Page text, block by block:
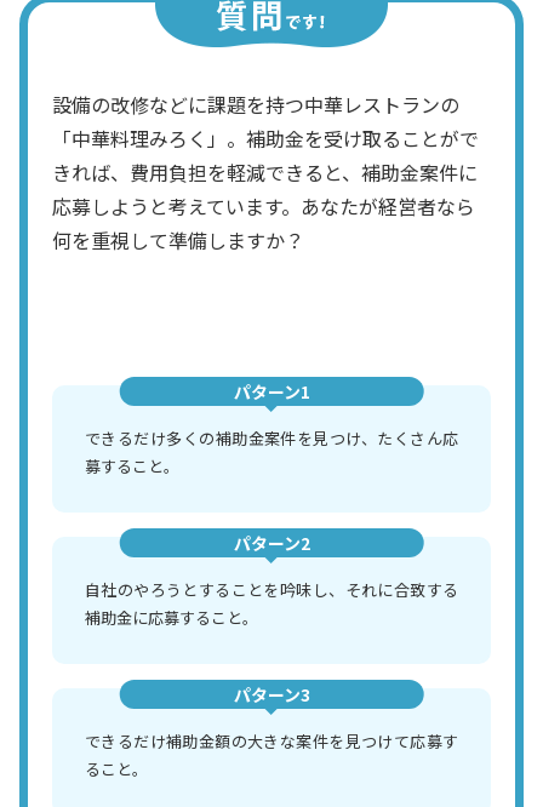
設備の改修などに課題を持つ中華レストランの
「中華料理みろく」。補助金を受け取ることがで
きれば、費用負担を軽減できると、補助金案件に
応募しようと考えています。あなたが経営者なら
何を重視して準備しますか？
パターン1
できるだけ多くの補助金案件を見つけ、たくさん応
募すること。
パターン2
自社のやろうとすることを吟味し、それに合致する
補助金に応募すること。
パターン3
できるだけ補助金額の大きな案件を見つけて応募す
ること。